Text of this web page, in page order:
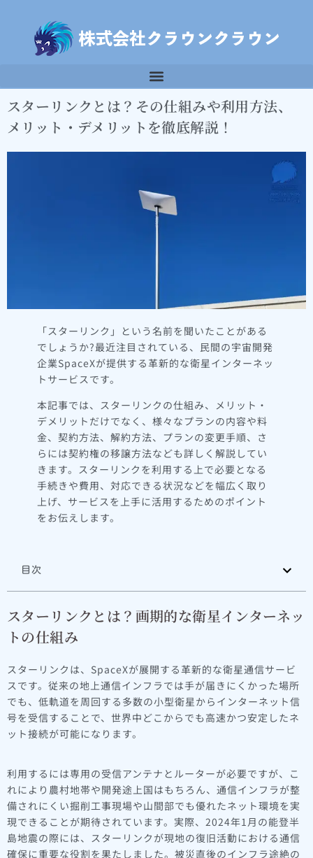
スターリンクとは？その仕組みや利用方法、
メリット・デメリットを徹底解説！
「スターリンク」という名前を聞いたことがある
でしょうか?最近注目されている、民間の宇宙開発
企業SpaceXが提供する革新的な衛星インターネッ
トサービスです。
本記事では、スターリンクの仕組み、メリット・
デメリットだけでなく、様々なプランの内容や料
金、契約方法、解約方法、プランの変更手順、さ
らには契約権の移譲方法なども詳しく解説してい
きます。スターリンクを利用する上で必要となる
手続きや費用、対応できる状況などを幅広く取り
上げ、サービスを上手に活用するためのポイント
をお伝えします。
目次
スターリンクとは？画期的な衛星インターネッ
トの仕組み
スターリンクは、SpaceXが展開する革新的な衛星通信サービ
スです。従来の地上通信インフラでは手が届きにくかった場所
でも、低軌道を周回する多数の小型衛星からインターネット信
号を受信することで、世界中どこからでも高速かつ安定したネ
ット接続が可能になります。
利用するには専用の受信アンテナとルーターが必要ですが、こ
れにより農村地帯や開発途上国はもちろん、通信インフラが整
備されにくい掘削工事現場や山間部でも優れたネット環境を実
現できることが期待されています。実際、2024年1月の能登半
島地震の際には、スターリンクが現地の復旧活動における通信
確保に重要な役割を果たしました。被災直後のインフラ途絶の